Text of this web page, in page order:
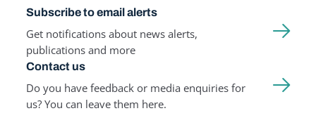
Subscribe to email alerts
Get notifications about news alerts,
publications and more
Contact us
Do you have feedback or media enquiries for
us? You can leave them here.